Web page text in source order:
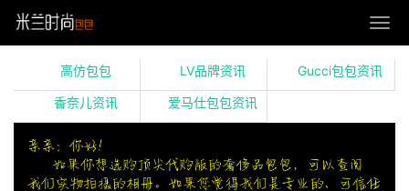
高仿包包 LV品牌资讯 Gucci包包资讯
香奈儿资讯 爱马仕包包资讯